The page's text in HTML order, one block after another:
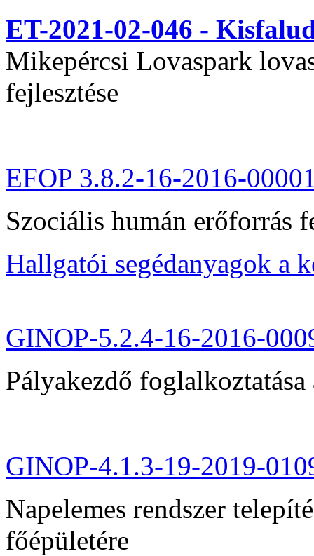
ET-2021-02-046 -
Mikepércsi Lovaspark
fejlesztése
EFOP 3.8.2-16-2016-
Szociális humán erőforrás
Hallgatói segédanyagok a
GINOP-5.2.4-16-2016-
Pályakezdő
GINOP-4.1.3-19-2019-
Napelemes rendszer
főépületére